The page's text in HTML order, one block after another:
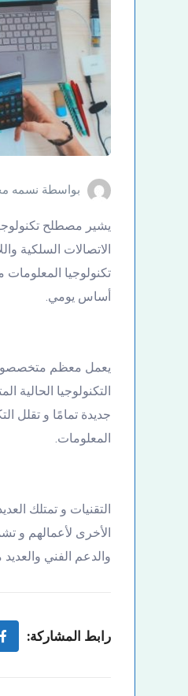
بواسطة نسمه
الاتصالات السلكية
تكنولوجيا
أساس يومي.
يعمل معظم متخصصوا
التكنولوجيا الحالية
جديدة تمامًا و تقلل
المعلومات.
التقنيات و تمتلك
الأخرى لأعمالهم و
والدعم الفني
رابط المشاركة: